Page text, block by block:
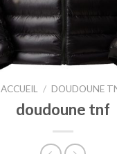
ACCUEIL / DOUDOUNE
doudoune tnf